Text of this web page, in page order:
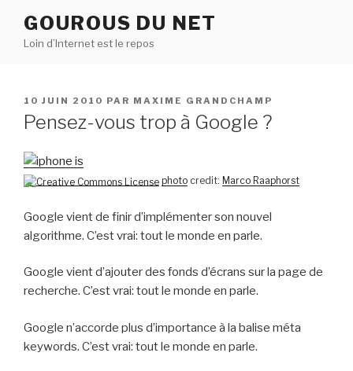
contenu
GOUROUS DU NET
Loin d’Internet est le repos
PUBLIÉ
LE
10 JUIN 2010 PAR MAXIME GRANDCHAMP
Pensez-vous trop à Google ?
photo credit: Marco Raaphorst
Google vient de finir d’implémenter son nouvel
algorithme. C’est vrai: tout le monde en parle.
Google vient d’ajouter des fonds d’écrans sur la page de
recherche. C’est vrai: tout le monde en parle.
Google n’accorde plus d’importance à la balise méta
keywords. C’est vrai: tout le monde en parle.